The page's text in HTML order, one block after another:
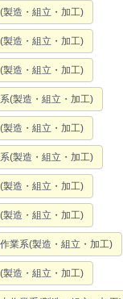
造・組立・加工)
製造・組立・加工)
製造・組立・加工)
(製造・組立・加工)
製造・組立・加工)
(製造・組立・加工)
製造・組立・加工)
製造・組立・加工)
業系(製造・組立・加工)
造・組立・加工)